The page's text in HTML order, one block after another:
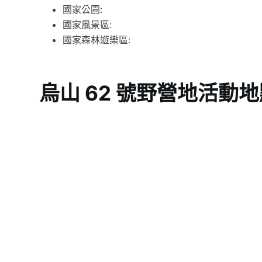
國家公園:
國家風景區:
國家森林遊樂區:
烏山 62 號野營地活動